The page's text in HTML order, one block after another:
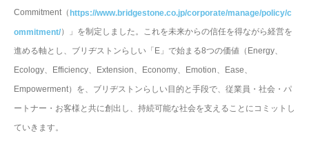
Commitment（https://www.bridgestone.co.jp/corporate/manage/policy/c
ommitment/）」を制定しました。これを未来からの信任を得ながら経営を
進める軸とし、ブリヂストンらしい「E」で始まる8つの価値（Energy、
Ecology、Efficiency、Extension、Economy、Emotion、Ease、
Empowerment）を、ブリヂストンらしい目的と手段で、従業員・社会・パ
ートナー・お客様と共に創出し、持続可能な社会を支えることにコミットし
ていきます。